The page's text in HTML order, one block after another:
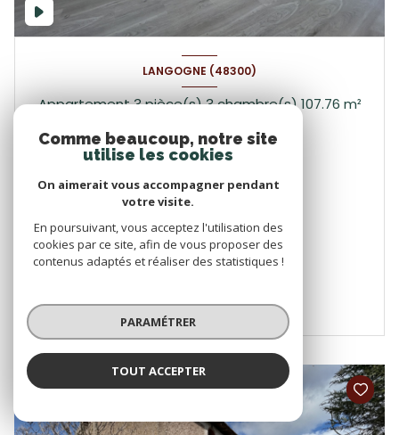
LANGOGNE (48300)
Appartement 3 pièce(s) 3 chambre(s) 107.76 m²
1
Proposé par
VOIR LE BIEN
Comme beaucoup, notre site
utilise les cookies
On aimerait vous accompagner pendant
votre visite.
En poursuivant, vous acceptez l'utilisation des
cookies par ce site, afin de vous proposer des
contenus adaptés et réaliser des statistiques !
PARAMÉTRER
TOUT ACCEPTER